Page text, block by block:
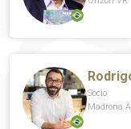
Sócio
Madrona